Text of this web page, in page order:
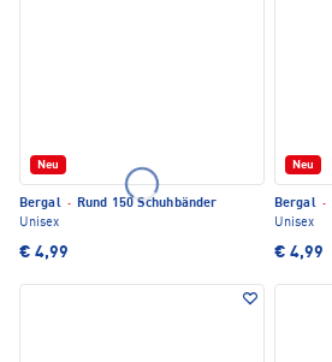
Neu
Bergal · Rund 150 Schuhbänder
Unisex
€ 4,99
Neu
Bergal ·
Unisex
€ 4,99